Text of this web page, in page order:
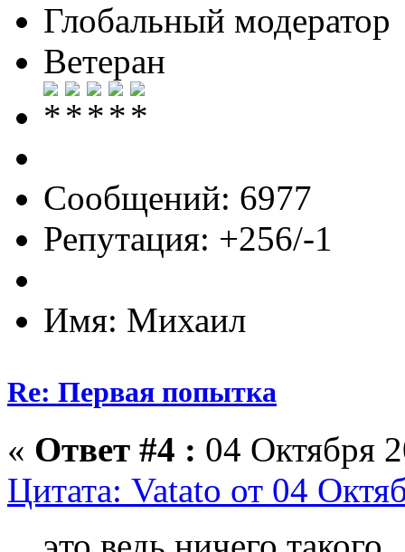
Глобальный модератор
Ветеран
Сообщений: 6977
Репутация: +256/-1
Имя: Михаил
Re: Первая попытка
« Ответ #4 : 04 Октября
Цитата: Vatato от 04